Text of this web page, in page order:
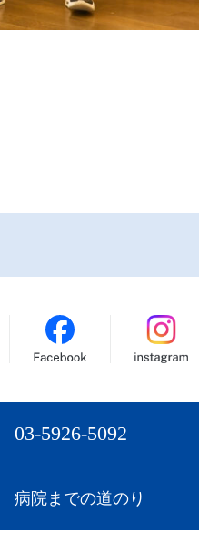
03-5926-5092
病院までの道のり